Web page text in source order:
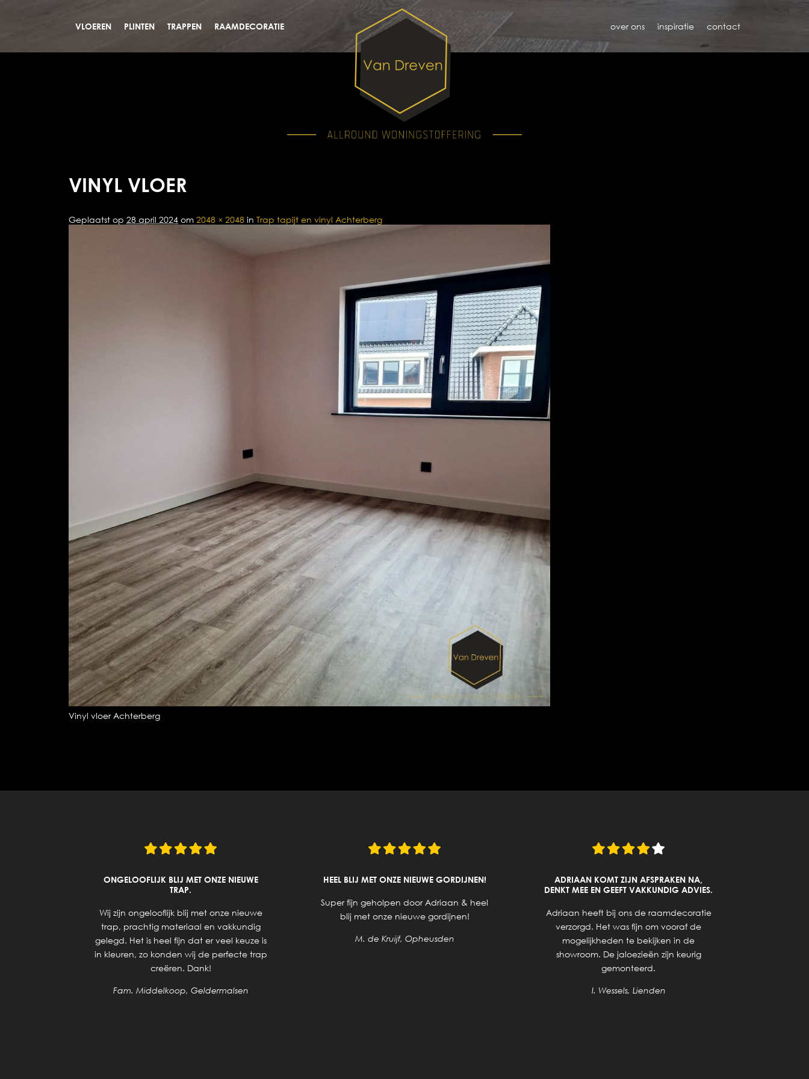
VLOEREN PLINTEN TRAPPEN RAAMDECORATIE over ons inspiratie contact
VINYL VLOER
Geplaatst op 28 april 2024 om 2048 × 2048 in Trap tapijt en vinyl Achterberg
Vinyl vloer Achterberg
ONGELOOFLIJK BLIJ MET ONZE NIEUWE
TRAP.
Wij zijn ongelooflijk blij met onze nieuwe
trap, prachtig materiaal en vakkundig
gelegd. Het is heel fijn dat er veel keuze is
in kleuren, zo konden wij de perfecte trap
creëren. Dank!
Fam. Middelkoop, Geldermalsen
HEEL BLIJ MET ONZE NIEUWE GORDIJNEN!
Super fijn geholpen door Adriaan & heel
blij met onze nieuwe gordijnen!
M. de Kruijf, Opheusden
ADRIAAN KOMT ZIJN AFSPRAKEN NA,
DENKT MEE EN GEEFT VAKKUNDIG ADVIES.
Adriaan heeft bij ons de raamdecoratie
verzorgd. Het was fijn om vooraf de
mogelijkheden te bekijken in de
showroom. De jaloezieën zijn keurig
gemonteerd.
I. Wessels, Lienden